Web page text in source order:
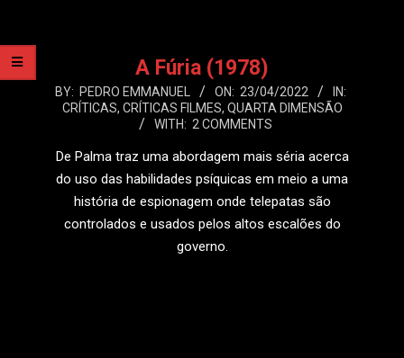
A Fúria (1978)
2022-
04-
BY: PEDRO EMMANUEL ON: 23/04/2022
IN:
CRÍTICAS, CRÍTICAS FILMES, QUARTA DIMENSÃO
WITH: 2 COMMENTS
De Palma traz uma abordagem mais séria acerca
do uso das habilidades psíquicas em meio a uma
história de espionagem onde telepatas são
controlados e usados pelos altos escalões do
governo.